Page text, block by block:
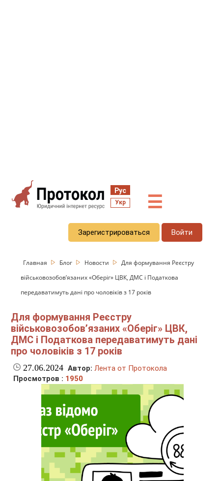
Рус
Укр ☰
Зарегистрироваться Войти
Главная Блог Новости
Для формування Реєстру
військовозобов’язаних «Оберіг» ЦВК, ДМС і Податкова
передаватимуть дані про чоловіків з 17 років
Для формування Реєстру
військовозобов’язаних «Оберіг» ЦВК,
ДМС і Податкова передаватимуть дані
про чоловіків з 17 років
27.06.2024 Автор: Лента от Протокола
Просмотров : 1950